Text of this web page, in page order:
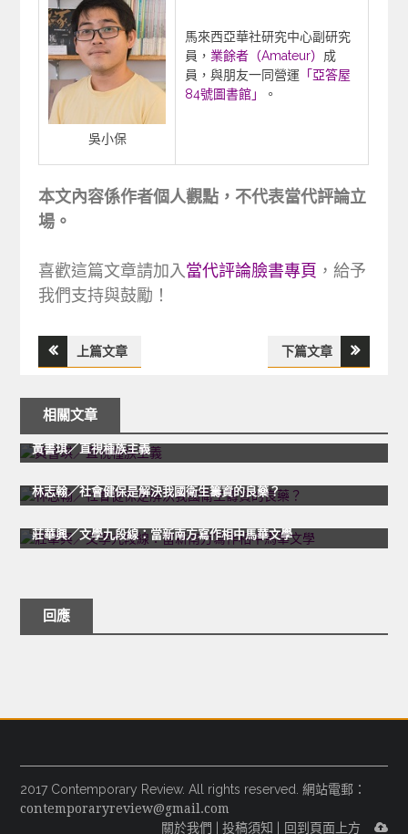
吳小保
馬來西亞華社研究中心副研究
員，業餘者（Amateur） 成
員，與朋友一同營運 「亞答屋
84號圖書館」
。
本文內容係作者個人觀點，不代表當代評論立
場。
喜歡這篇文章請加入當代評論臉書專頁 ，給予
我們支持與鼓勵！
文
章
導
覽
上篇文章 下篇文章
相關文章
政治 最新文章
黃書琪／直視種族主義
最新文章 法律
林志翰／社會健保是解決我國衛生籌資的良藥？
文學 最新文章
莊華興／文學九段線：當新南方寫作相中馬華文學
回應
2017 Contemporary Review. All rights reserved. 網站電郵：
contemporaryreview@gmail.com
回到頁面上方
關於我們 投稿須知